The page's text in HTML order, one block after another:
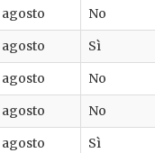
agosto No
agosto Sì
agosto No
agosto No
agosto Sì